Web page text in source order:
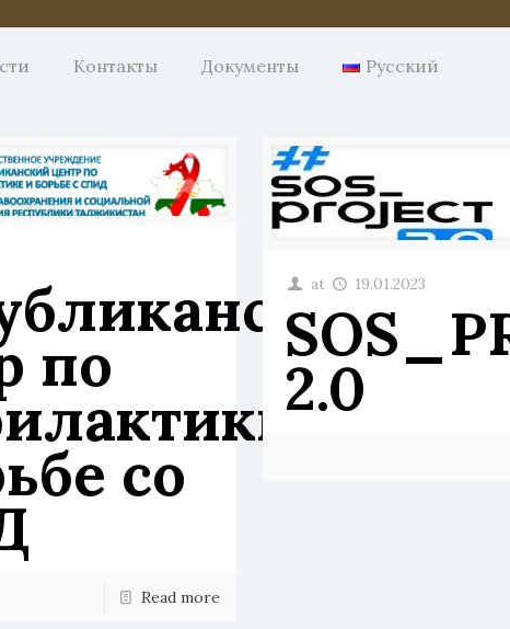
Контакты Документы Русский
по
со
Read more
at 19.01.2023
2.0